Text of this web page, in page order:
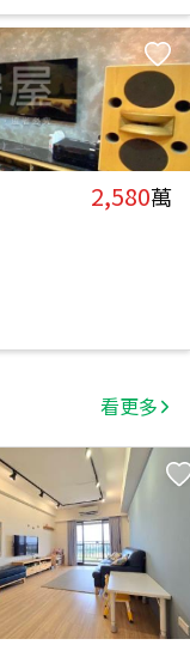
2,580萬
看更多